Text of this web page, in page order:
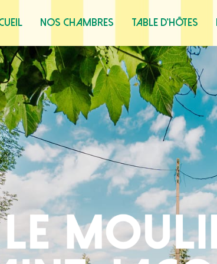
Nos chambres Table d’hôtes